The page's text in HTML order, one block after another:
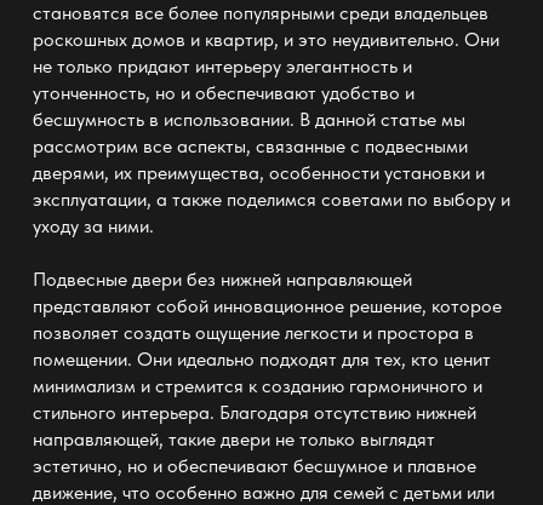
становятся все более популярными среди владельцев
роскошных домов и квартир, и это неудивительно. Они
не только придают интерьеру элегантность и
утонченность, но и обеспечивают удобство и
бесшумность в использовании. В данной статье мы
рассмотрим все аспекты, связанные с подвесными
дверями, их преимущества, особенности установки и
эксплуатации, а также поделимся советами по выбору и
уходу за ними.
Подвесные двери без нижней направляющей
представляют собой инновационное решение, которое
позволяет создать ощущение легкости и простора в
помещении. Они идеально подходят для тех, кто ценит
минимализм и стремится к созданию гармоничного и
стильного интерьера. Благодаря отсутствию нижней
направляющей, такие двери не только выглядят
эстетично, но и обеспечивают бесшумное и плавное
движение, что особенно важно для семей с детьми или